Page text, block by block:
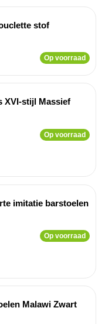
stof
Op voorraad
XVI-stijl Massief
Op voorraad
imitatie barstoelen
Op voorraad
Malawi Zwart